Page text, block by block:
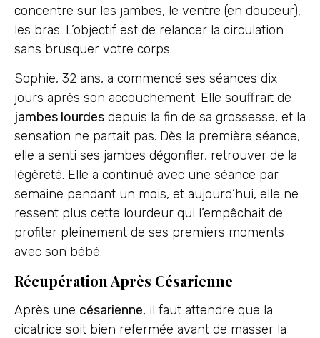
concentre sur les jambes, le ventre (en douceur),
les bras. L’objectif est de relancer la circulation
sans brusquer votre corps.
Sophie, 32 ans, a commencé ses séances dix
jours après son accouchement. Elle souffrait de
jambes lourdes depuis la fin de sa grossesse, et la
sensation ne partait pas. Dès la première séance,
elle a senti ses jambes dégonfler, retrouver de la
légèreté. Elle a continué avec une séance par
semaine pendant un mois, et aujourd’hui, elle ne
ressent plus cette lourdeur qui l’empêchait de
profiter pleinement de ses premiers moments
avec son bébé.
Récupération Après Césarienne
Après une césarienne, il faut attendre que la
cicatrice soit bien refermée avant de masser la